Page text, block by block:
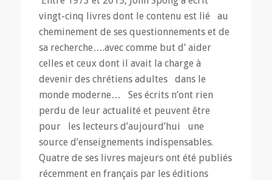
vingt-cinq livres dont le contenu est lié au
cheminement de ses questionnements et de
sa recherche….avec comme but d’ aider
celles et ceux dont il avait la charge à
devenir des chrétiens adultes dans le
monde moderne… Ses écrits n’ont rien
perdu de leur actualité et peuvent être
pour les lecteurs d’aujourd’hui une
source d’enseignements indispensables.
Quatre de ses livres majeurs ont été publiés
récemment en français par les éditions